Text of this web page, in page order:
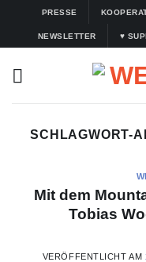
springen
PRESSE
NEWSLETTER ♥
SCHLAGWORT-
Mit dem
Tobias
VERÖFFENTLICHT AM